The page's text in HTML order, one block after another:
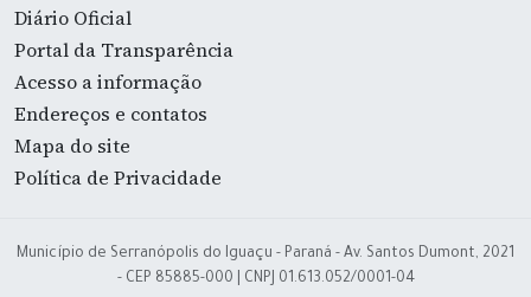
Diário Oficial
Portal da Transparência
Acesso a informação
Endereços e contatos
Mapa do site
Política de Privacidade
Município de Serranópolis do Iguaçu - Paraná - Av. Santos Dumont, 2021
- CEP 85885-000 | CNPJ 01.613.052/0001-04